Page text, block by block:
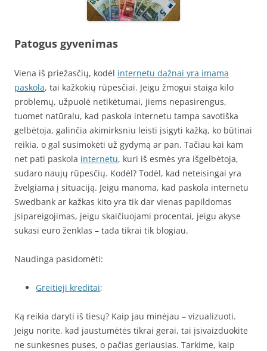
Patogus gyvenimas
Viena iš priežasčių, kodėl internetu dažnai yra imama
paskola, tai kažkokių rūpesčiai. Jeigu žmogui staiga kilo
problemų, užpuolė netikėtumai, jiems nepasirengus,
tuomet natūralu, kad paskola internetu tampa savotiška
gelbėtoja, galinčia akimirksniu leisti įsigyti kažką, ko būtinai
reikia, o gal susimokėti už gydymą ar pan. Tačiau kai kam
net pati paskola internetu, kuri iš esmės yra išgelbėtoja,
sudaro naujų rūpesčių. Kodėl? Todėl, kad neteisingai yra
žvelgiama į situaciją. Jeigu manoma, kad paskola internetu
Swedbank ar kažkas kito yra tik dar vienas papildomas
įsipareigojimas, jeigu skaičiuojami procentai, jeigu akyse
sukasi euro ženklas – tada tikrai tik blogiau.
Naudinga pasidomėti:
Greitieji kreditai;
Ką reikia daryti iš tiesų? Kaip jau minėjau – vizualizuoti.
Jeigu norite, kad jaustumėtės tikrai gerai, tai įsivaizduokite
ne sunkesnes puses, o pačias geriausias. Tarkime, kaip